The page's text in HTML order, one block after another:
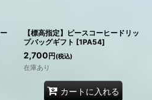
【標高指定】ピースコーヒードリッ
プバッグギフト [1PA54]
2,700 円 (税込)
在庫あり
カートに入れる